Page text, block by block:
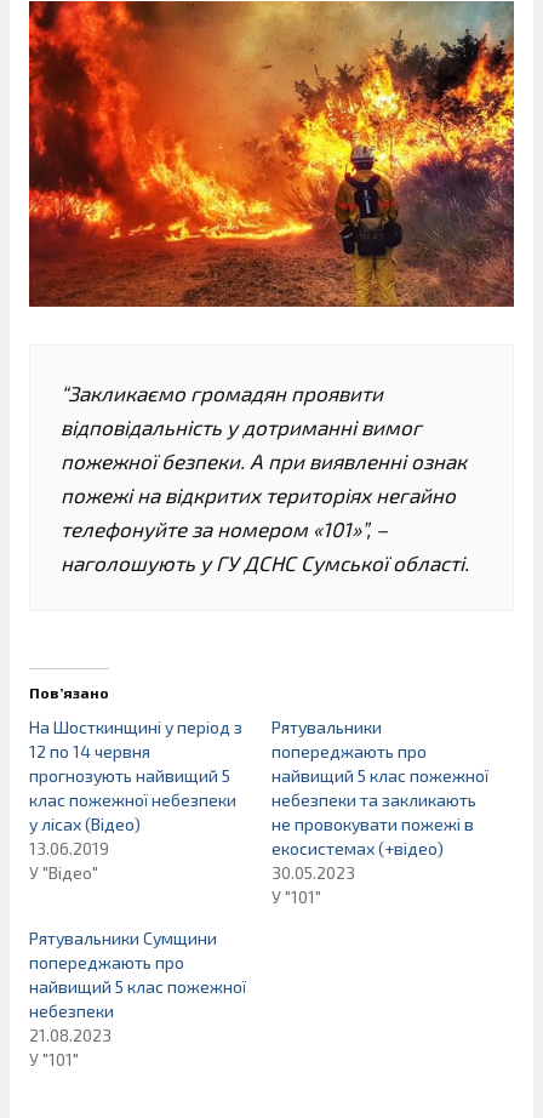
“Закликаємо громадян проявити
відповідальність у дотриманні вимог
пожежної безпеки. А при виявленні ознак
пожежі на відкритих територіях негайно
телефонуйте за номером «101»”, –
наголошують у ГУ ДСНС Сумської області.
Пов’язано
На Шосткинщині у період з
12 по 14 червня
прогнозують найвищий 5
клас пожежної небезпеки
у лісах (Відео)
13.06.2019
У "Відео"
Рятувальники
попереджають про
найвищий 5 клас пожежної
небезпеки та закликають
не провокувати пожежі в
екосистемах (+відео)
30.05.2023
У "101"
Рятувальники Сумщини
попереджають про
найвищий 5 клас пожежної
небезпеки
21.08.2023
У "101"